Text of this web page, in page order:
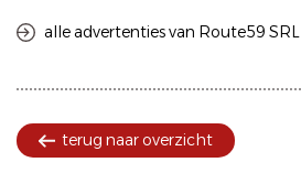
alle advertenties van Route59 SRL
terug naar overzicht